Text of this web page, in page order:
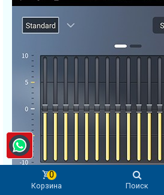
Корзина
0
Поиск